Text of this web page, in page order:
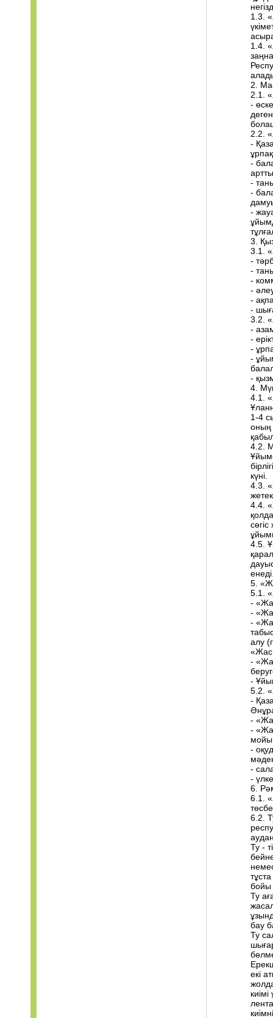
1.3.
1.4.
2.
2.1.
-
2.2.
-
-
-
-
-
3.
3.1.
-
-
-
-
-
-
3.2.
-
-
-
-
-
4.
4.1.
1-4
оның
4.2.
күні.
4.3.
4.4.
4.5.
5.
5.1.
-
-
-
алу
«Жас
-
-
5.2.
-
-
-
-
-
-
6.
6.1.
6.2.
Ту -
бойы
Ту
бау
Ту
екі